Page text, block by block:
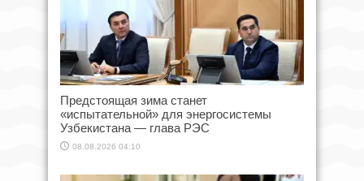
Предстоящая зима станет
«испытательной» для энергосистемы
Узбекистана — глава РЭС
08.08.2026 04:10